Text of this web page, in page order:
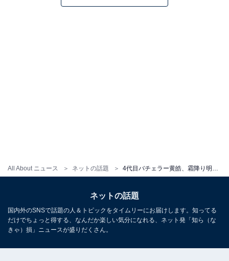
All About ニュース ネットの話題 4代目バチェラー黄皓、霜降り明星せいやとのツーショットで『新しいカギ』の「バチェ田バチェ男」で共演を熱望！
ネットの話題
国内外のSNSで話題の人＆トピックをタイムリーにお届けします。知ってる
だけでちょっと得する、なんだか楽しい気分になれる、ネット発「知ら（な
きゃ）損」ニュースが盛りだくさん。